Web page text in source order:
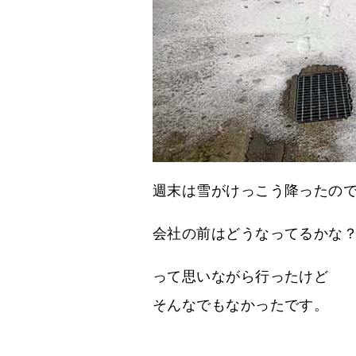
週末は雪がけっこう降ったの
会社の前はどうなってるかな
って思いながら行ったけど
そんなでもなかったです。